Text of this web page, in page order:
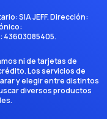
SIA JEFF. Dirección:
43603085405.
ni de tarjetas de
Los servicios de
y elegir entre distintos
diversos productos